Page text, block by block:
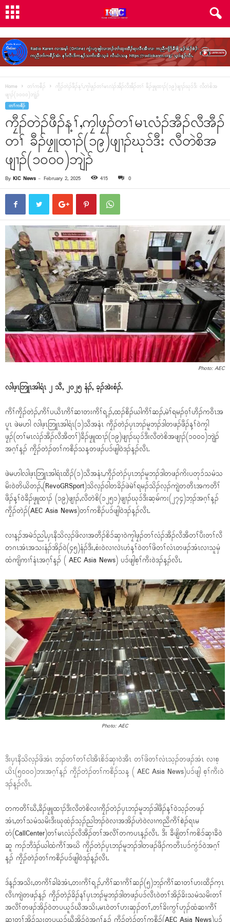
Home တၢ်ကစီၣ်
ကၠီၣ်တဲၣ်ဖီၣ်န့ၢ်,ကၠါဖၠၣ်တၢ်မၤလံၣ်အီၣ်လီအီၣ်တၢ် ခီၣ်ဖၠူထၢၣ်(၁၉)ဖျၢၣ်ဃုၥ်ဒီး လီတဲစိအ
ဖျၢၣ်(၁၀၀၀)ဘျဲၣ်
တၢ်ကစီၣ်
ကၠီၣ်တဲၣ်ဖီၣ်န့ၢ်,ကၠါဖၠၣ်တၢ်မၤလံၣ်အီၣ်လီအီၣ်
တၢ် ခီၣ်ဖၠူထၢၣ်(၁၉)ဖျၢၣ်ဃုၥ်ဒီး လီတဲစိအ
ဖျၢၣ်(၁၀၀၀)ဘျဲၣ်
By KIC News - February 2, 2025 415 0
Photo: AEC
လါဖ့ၤဘြူၤအါရံၤ ၂ သီ, ၂၀၂၅ နံၣ်, ခ့ၣ်အဲးစံၣ်.
ကီၢ်ကၠီၣ်တဲၣ်,ကီၢ်ပယီၤကီၢ်ဆၢတးကီၢ်ရ့ၣ်,ထၣ်စီၣ်ယါကီၢ်ဆၣ်,မဲၢ်ရမၣ်ဝ့ၢ်ဟီၣ်ကဝီၤအ
ပူၤ ဖဲမဟါ လါဖ့ၤဘြူၤအါရံၤ(၁)သီအနံၤ ကၠီၣ်တဲၣ်ပှၤဘၣ်မူဘၣ်ဒါတဖၣ်ဖီၣ်န့ၢ်ဝဲကၠါ
ဖၠၣ်(တၢ်မၤလံၣ်အီၣ်လီအီတၢ်)ခီၣ်ဖၠူထၢၣ်(၁၉)ဖျၢၣ်ဃုၥ်ဒီးလီတဲစိအဖျၢၣ်(၁၀၀၀)ဘျဲၣ်
အဂ့ၢ်န့ၣ် ကၠီၣ်တဲၣ်တၢ်ကစီၣ်သန့တဖၣ်ပၥ်ဖျါဝဲဒၣ်န့ၣ်လီၤ.
ဖဲမဟါလါဖ့ၤဘြူၤအါရံၤထီၣ်(၁)သီအနံၤ,ကၠီၣ်တဲၣ်ပှၤဘၣ်မူဘၣ်ဒါတဖၣ်ကိးပတုၥ်သမံသ
မိးဝဲတိယိတၣ်,(RevoGRSport)သိလ့ၣ်၀ါတခိၣ်ဖဲမဲၢ်ရမၣ်သိၣ်လ့ၣ်ကျဲတတီၤအကတီၢ်
ဖီၣ်န့ၢ်ဝဲခီၣ်ဖၠူထၢၣ် (၁၉)ဖျၢၣ်,လီတဲစိ(၁၂၅၁)ဖျၢၣ်ဃုၥ်ဒီးဆ့မ်ကး(၂၇၄)ဘ့ၣ်အဂ့ၢ်န့ၣ်
ကၠီၣ်တဲၣ်(AEC Asia News)တၢ်ကစီၣ်ပၥ်ဖျါဝဲဒၣ်န့ၣ်လီၤ.
လၢန့ၣ်အမဲၥ်ညါ,ပှၤနီသိလ့ၣ်ဖိလၢအတီၣ်စိၥ်ဆှၢဝဲကၠါဖၠၣ်တၢ်လံၣ်အီၣ်လီအီတၢ်ပီးတၢ်လီ
တဂၤအံၤအသးနံၣ်အိၣ်ဝဲ(၄၅)နံၣ်ဒီး,စံးဝဲလၢလဲၤဟံန့ၢ်ဝဲတၢ်ဖိတၢ်လံၤတဖၣ်အံၤလၢသူမှံ
ထံကျိကၢၢ်နံၤအဂ့ၢ်န့ၣ် ( AEC Asia News) ပၥ်ဖျါစ့ၢ်ကီးဝဲဒၣ်န့ၣ်လီၤ.
Photo: AEC
ဒီးပှၤနီသိလ့ၣ်ဖိအံၤ ဘၣ်တၢ်တၢ်ငါအီၤစိၥ်ဆှၢဝဲအီၤ တၢ်ဖိတၢ်လံၤသ့ၣ်တဖၣ်အံၤ လၢစ့
ယိၤ(၅၀၀၀)ဘးအဂ့ၢ်န့ၣ် ကၠီၣ်တဲၣ်တၢ်ကစီၣ်သန့ ( AEC Asia News)ပၥ်ဖျါ စ့ၢ်ကီးဝဲ
ဒၣ်န့ၣ်လီၤ.
တကတီၢ်ဃီ,ခီၣ်ဖၠူထၢၣ်ဒီးလီတဲစိလၢကၠီၣ်တဲၣ်ပှၤဘၣ်မူဘၣ်ဒါဖီၣ်န့ၢ်ဝဲသ့ၣ်တဖၣ်
အံၤ,တၢ်သမံသမိးဒီးဃုထံၣ်သ့ၣ်ညါဘၣ်ဝဲလၢအအိၣ်ဟဲဝဲလၢကညီကီၢ်စဲၣ်ရၤမ
တံ(CallCenter)တၢ်မၤလံၣ်လီအီၣ်တၢ်အလီၢ်တကပၤန့ၣ်လီၤ. ဒီး ခီဖျိတၢ်ကစိၥ်ဆှၢခီဝဲ
ဆူ ကၣ်ဘီဒံၣ်ယါထံကီၢ်အဃိ ကၠီၣ်တဲၣ်ပှၤဘၣ်မူဘၣ်ဒါတဖၣ်ဖီၣ်ကတီၤပၥ်ကွံၥ်ဝဲအဂ့ၢ်
န့ၣ် ကၠီၣ်တဲၣ်တၢ်ကစီၣ်ပၥ်ဖျါဝဲဒၣ်န့ၣ်လီၤ.
ဒ်န့ၣ်အသိး,တကီၢ်ခါခဲအံၤ,တးကီၢ်ရ့ၣ်,ကီၢ်ဆၢကီၢ်ဆၣ်(၅)ဘ့ၣ်ကီၢ်ဆၢတၢ်ဟးထီၣ်က့ၤ
လီၤကျဲတဖၣ်န့ၣ် ကၠီၣ်တဲၣ်ခိၣ်နၢ်ပှၤဘၣ်မူဘၣ်ဒါတဖၣ်ပၥ်လီၤဝဲတၢ်အိၣ်ခိးသမံသမိးတၢ်
အလီၢ်တဖၣ်အိၣ်ဝဲတပယူၥ်ဃီအသိး,မၤဝဲတၢ်ဟးဆှၣ်တၢ်,တၢ်ခိးကွၢ်ဟုၣ်ထံဆၢကီၢ်